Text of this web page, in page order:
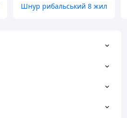
Шнур рибальський 8 жил